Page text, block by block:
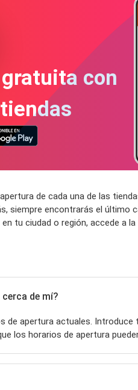
con
de cada una de las
siempre encontrarás el
tu ciudad o región, accede a la
de mí?
de apertura actuales.
los horarios de apertura